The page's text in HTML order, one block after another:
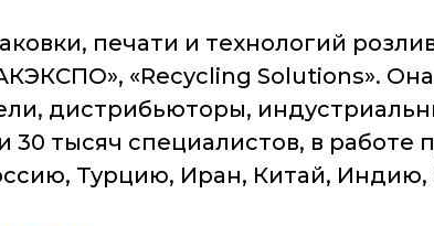
печати и технологий
«Recycling Solutions». Она
дистрибьюторы,
тысяч специалистов, в работе
Турцию, Иран, Китай,